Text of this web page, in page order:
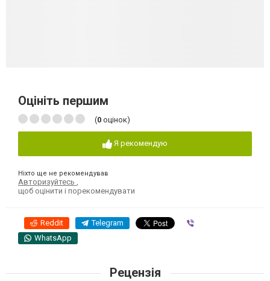
Оцініть першим
(0 оцінок)
Я рекомендую
Ніхто ще не рекомендував
Авторизуйтесь
щоб оцінити і порекомендувати
Reddit Telegram
WhatsApp
Рецензія